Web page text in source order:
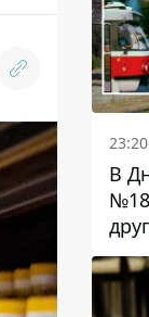
23:20
В
№18